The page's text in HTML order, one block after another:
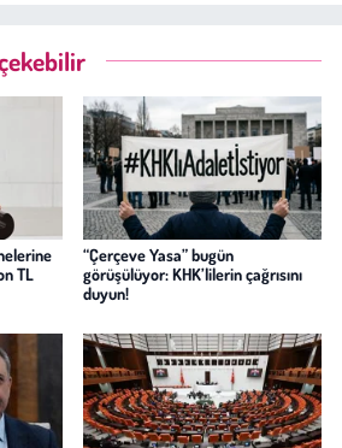
TL
“Çerçeve Yasa” bugün
görüşülüyor: KHK’lilerin çağrısını
duyun!